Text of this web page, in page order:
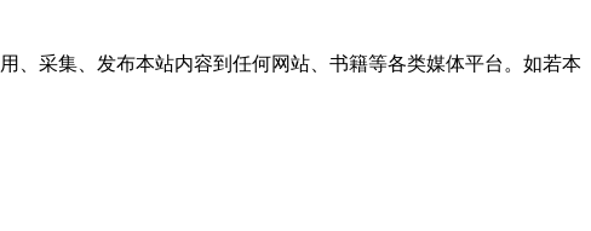
、采集、发布本站内容到任何网站、书籍等各类媒体平台。如若本